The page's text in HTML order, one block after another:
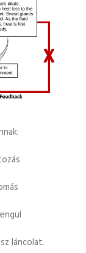
láncolat.